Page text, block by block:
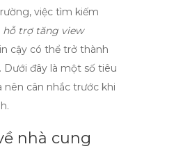
việc tìm kiếm
hỗ trợ tăng view
cậy có thể trở thành
đây là một số tiêu
nên cân nhắc trước khi
nhà cung